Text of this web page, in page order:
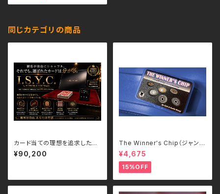
同じカテゴリの商品
カード当ての理想を追求したシ
ステム I.S.Y.C. by T-TECH &
TCC Magic
¥90,200
The Winner's Chip（ジャンケ
ンバージョン）by Kaifu Wang
－日本語補足解説書付き
¥4,675
15%OFF